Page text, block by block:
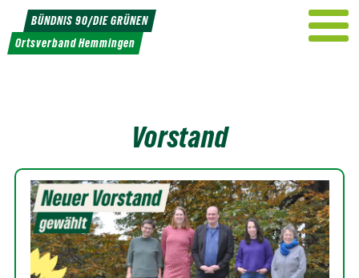
Weiter
zum
Inhalt
BÜNDNIS 90/DIE GRÜNEN
Ortsverband Hemmingen
Vorstand